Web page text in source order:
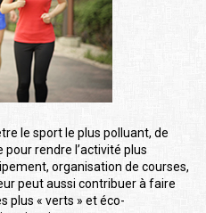
le sport le plus polluant, de
rendre l’activité plus
organisation de courses,
peut aussi contribuer à faire
plus « verts » et éco-